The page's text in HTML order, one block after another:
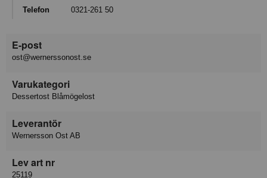
Telefon
0321-261 50
E-post
ost@wernerssonost.se
Varukategori
Dessertost Blåmögelost
Leverantör
Wernersson Ost AB
Lev art nr
25119